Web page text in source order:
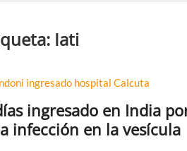
Iati
ingresado en India
infección en la vesícula